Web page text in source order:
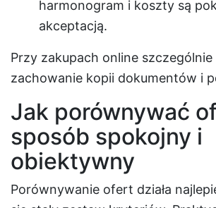
harmonogram i koszty są
akceptacją.
Przy zakupach online
zachowanie kopii dokumentów i
Jak porównywać
sposób spokojny i
obiektywny
Porównywanie ofert działa